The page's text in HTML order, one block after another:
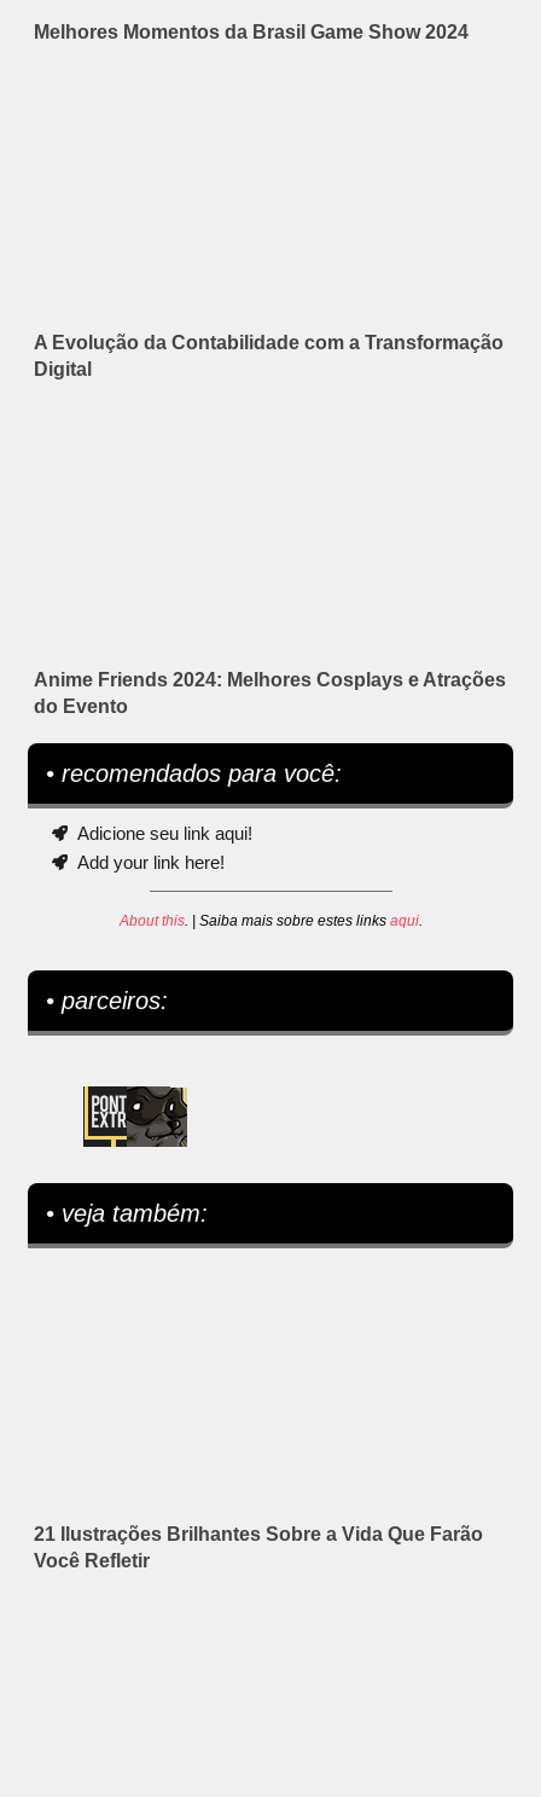
Melhores Momentos da Brasil Game Show 2024
A Evolução da Contabilidade com a Transformação
Digital
Anime Friends 2024: Melhores Cosplays e Atrações
do Evento
• recomendados para você:
Adicione seu link aqui!
Add your link here!
About this. | Saiba mais sobre estes links aqui.
• parceiros:
• veja também:
21 Ilustrações Brilhantes Sobre a Vida Que Farão
Você Refletir